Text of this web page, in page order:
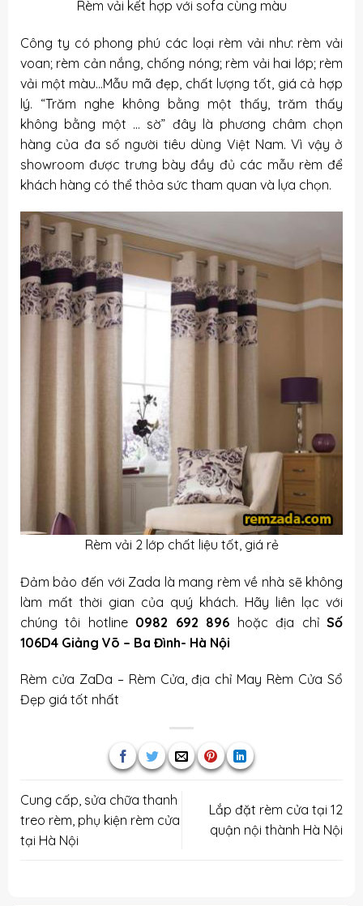
Rèm vải kết hợp với sofa cùng màu
Công ty có phong phú các loại rèm vải như: rèm vải
voan; rèm cản nắng, chống nóng; rèm vải hai lớp; rèm
vải một màu…Mẫu mã đẹp, chất lượng tốt, giá cả hợp
lý. “Trăm nghe không bằng một thấy, trăm thấy
không bằng một … sờ” đây là phương châm chọn
hàng của đa số người tiêu dùng Việt Nam. Vì vậy ở
showroom được trưng bày đầy đủ các mẫu rèm để
khách hàng có thể thỏa sức tham quan và lựa chọn.
Rèm vải 2 lớp chất liệu tốt, giá rẻ
Đảm bảo đến với Zada là mang rèm về nhà sẽ không
làm mất thời gian của quý khách. Hãy liên lạc với
chúng tôi hotline 0982 692 896 hoặc địa chỉSố
106D4 Giảng Võ – Ba Đình- Hà Nội
Rèm cửa ZaDa – Rèm Cửa, địa chỉ May Rèm Cửa Sổ
Đẹp giá tốt nhất
Cung cấp, sửa chữa thanh
treo rèm, phụ kiện rèm cửa
tại Hà Nội
Lắp đặt rèm cửa tại 12
quận nội thành Hà Nội